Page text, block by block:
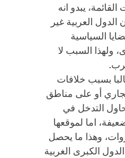
يبدو انه
العربية غير
السياسية
ولهذا السبب لا
بسبب خلافات
أو على مناطق
التدخل في
اما لموقعها
وهذا ما يحصل
الكبرى الغربية